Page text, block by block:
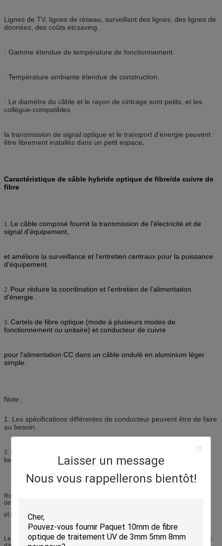
Laisser un message
Nous vous rappellerons bientôt!
Lignes de TV, lignes de réseau, surveillant des lignes, des lignes de
données, des coûts etcsaving.
· Gamme étendue de température de fonctionnement.
· Température ambiante étendue de construction.
· Le diamètre du câble et le rayon de cintrage sont petits, et les
collègue-compatibles
la transmission de signal optique et le transport d'énergie peuvent
être librement installés dans un petit espace.
Caractéristique de câble hybride optique de fibre/de cuivre de
fibre
1. Le câble composé fournit la transmission de l'électricité et de
signal d'équipement,
et améliore la surveillance et l'entretien centraux pour la puissance
d'équipement.
2. Pour réduire la coordination et l'entretien de l'alimentation
d'énergie.
3. Cartels de fibre optique (mode à plusieurs modes de
fonctionnement ou unitaire) et conducteur de cuivre
pour l'alimentation CC dans un câble ondulé en aluminium léger
simple.
Note :
1. Les spécifications différentes de conducteur peuvent être de faire
au besoin.
2. Les spécifications différentes de fibre peuvent être de faire au
besoin.
Rocailleux et facile à utiliser, le câble composé de fibre/en cuivre se compose
des conducteurs de cuivre échoués flexibles
et liaisons de intégration utilisant des technologies optiques de fibre.
La conception d'évasion assure la protection supplémentaire pour les canaux